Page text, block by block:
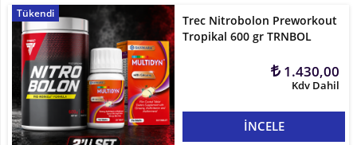
Kreatin
Amino
Asit
Aksesuarlar
Tükendi
Trec Nitrobolon Preworkout
Tropikal 600 gr TRNBOL
1.430,00
Kdv Dahil
İNCELE